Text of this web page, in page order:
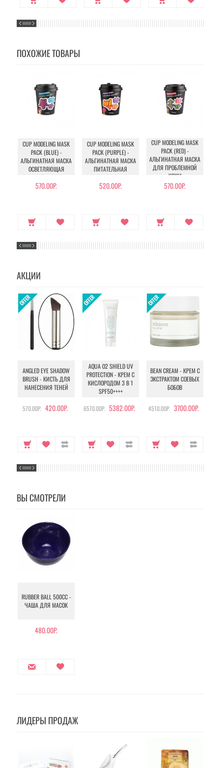
ПОХОЖИЕ ТОВАРЫ
CUP MODELING MASK
PACK (BLUE) -
АЛЬГИНАТНАЯ МАСКА
ОСВЕТЛЯЮЩАЯ
570.00Р.
CUP MODELING MASK
PACK (PURPLE) -
АЛЬГИНАТНАЯ МАСКА
ПИТАТЕЛЬНАЯ
520.00Р.
CUP MODELING MASK
PACK (RED) -
АЛЬГИНАТНАЯ МАСКА
ДЛЯ ПРОБЛЕМНОЙ
КОЖИ
570.00Р.
АКЦИИ
ANGLED EYE SHADOW
BRUSH - КИСТЬ ДЛЯ
НАНЕСЕНИЯ ТЕНЕЙ
570.00Р. 420.00Р.
AQUA O2 SHIELD UV
PROTECTION - КРЕМ С
КИСЛОРОДОМ 3 В 1
SPF50++++
6570.00Р. 5382.00Р.
BEAN CREAM - КРЕМ С
ЭКСТРАКТОМ СОЕВЫХ
БОБОВ
4510.00Р. 3700.00Р.
ВЫ СМОТРЕЛИ
RUBBER BALL 500CC -
ЧАША ДЛЯ МАСОК
480.00Р.
ЛИДЕРЫ ПРОДАЖ